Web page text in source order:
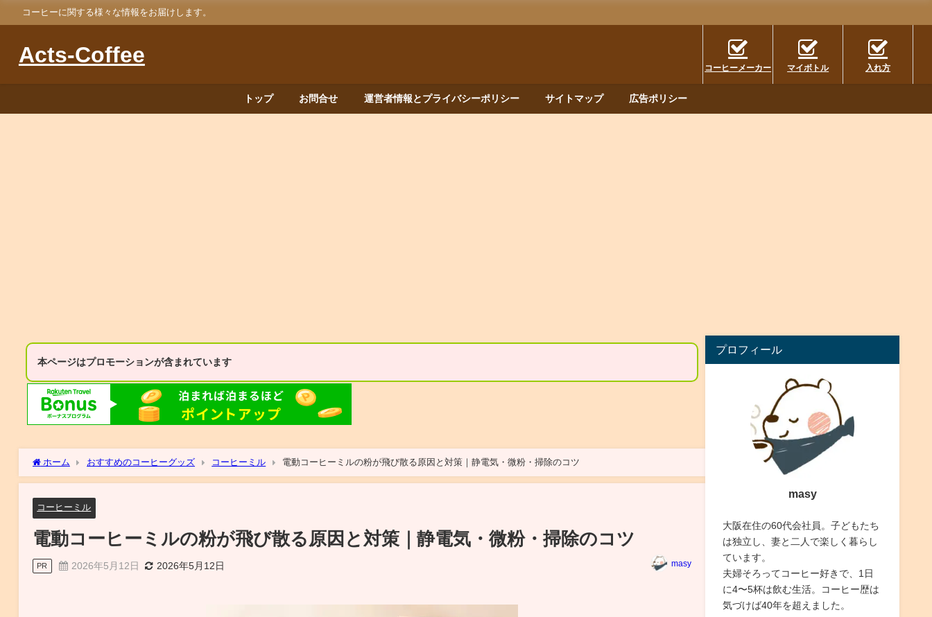
コーヒーに関する様々な情報をお届けします。
Acts-Coffee
コーヒーメーカー マイボトル 入れ方
トップ お問合せ 運営者情報とプライバシーポリシー サイトマップ 広告ポリシー
本ページはプロモーションが含まれています
ホーム おすすめのコーヒーグッズ コーヒーミル 電動コーヒーミルの粉が飛び散る原因と対策｜静電気・微粉・掃除のコツ
コーヒーミル
電動コーヒーミルの粉が飛び散る原因と対策｜静電気・微粉・掃除のコツ
PR 2026年5月12日 2026年5月12日 masy
プロフィール
masy
大阪在住の60代会社員。子どもたち
は独立し、妻と二人で楽しく暮らし
ています。
夫婦そろってコーヒー好きで、1日
に4〜5杯は飲む生活。コーヒー歴は
気づけば40年を超えました。